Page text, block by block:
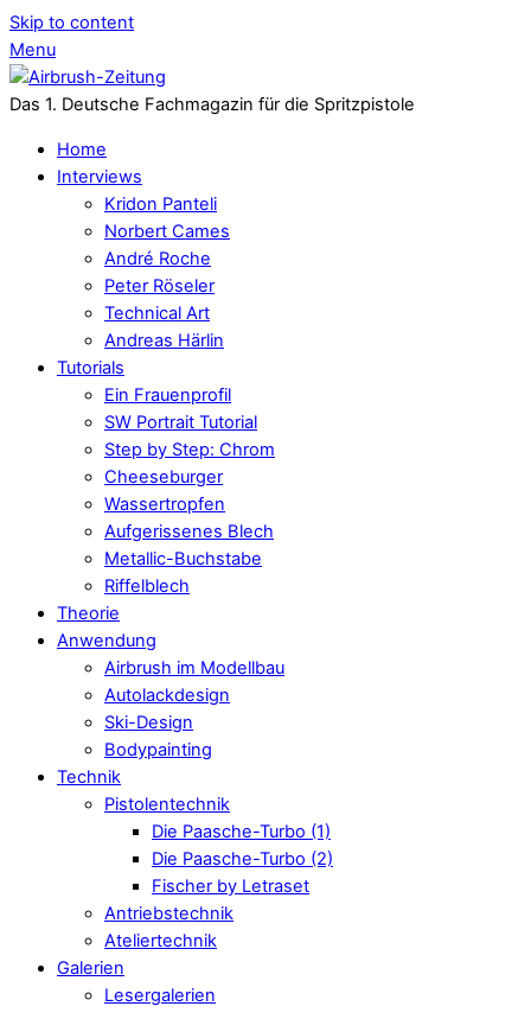
Skip to content
Menu
Das 1. Deutsche Fachmagazin für die Spritzpistole
Home
Interviews
Kridon Panteli
Norbert Cames
André Roche
Peter Röseler
Technical Art
Andreas Härlin
Tutorials
Ein Frauenprofil
SW Portrait Tutorial
Step by Step: Chrom
Cheeseburger
Wassertropfen
Aufgerissenes Blech
Metallic-Buchstabe
Riffelblech
Theorie
Anwendung
Airbrush im Modellbau
Autolackdesign
Ski-Design
Bodypainting
Technik
Pistolentechnik
Die Paasche-Turbo (1)
Die Paasche-Turbo (2)
Fischer by Letraset
Antriebstechnik
Ateliertechnik
Galerien
Lesergalerien